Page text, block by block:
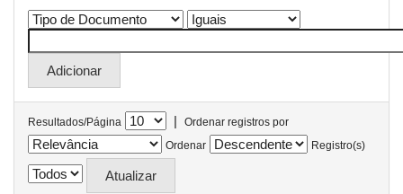
Resultados/Página |
Ordenar registros por
Ordenar
Registro(s)